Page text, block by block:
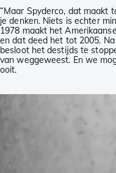
“Maar Spyderco, dat maakt
je denken. Niets is echter
1978 maakt het
en dat deed het tot 2005.
besloot het destijds te
van weggeweest. En we
ooit.